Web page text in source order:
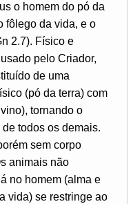
o homem do pó da
fôlego da vida, e o
2.7). Físico e
pelo Criador,
de uma
(pó da terra) com
tornando o
todos os demais.
sem corpo
animais não
no homem (alma e
vida) se restringe ao